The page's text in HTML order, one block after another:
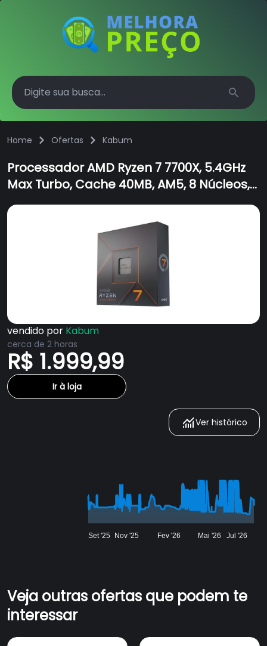
Search
Home Ofertas Kabum
Processador AMD Ryzen 7 7700X, 5.4GHz
Max Turbo, Cache 40MB, AM5, 8 Núcleos,
Vídeo Integrado - 100-100000591WOF
vendido por Kabum
cerca de 2 horas
R$ 1.999,99
Ir à loja
Ver histórico
Set '25 Nov '25 Fev '26 Mai '26 Jul '26
Veja outras ofertas que podem te
interessar